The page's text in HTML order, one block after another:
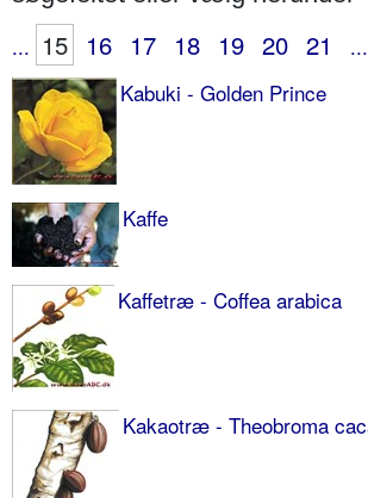
... 15 16 17 18 19 20 21
...
Kabuki - Golden Prince
Kaffe
Kaffetræ - Coffea arabica
Kakaotræ - Theobroma